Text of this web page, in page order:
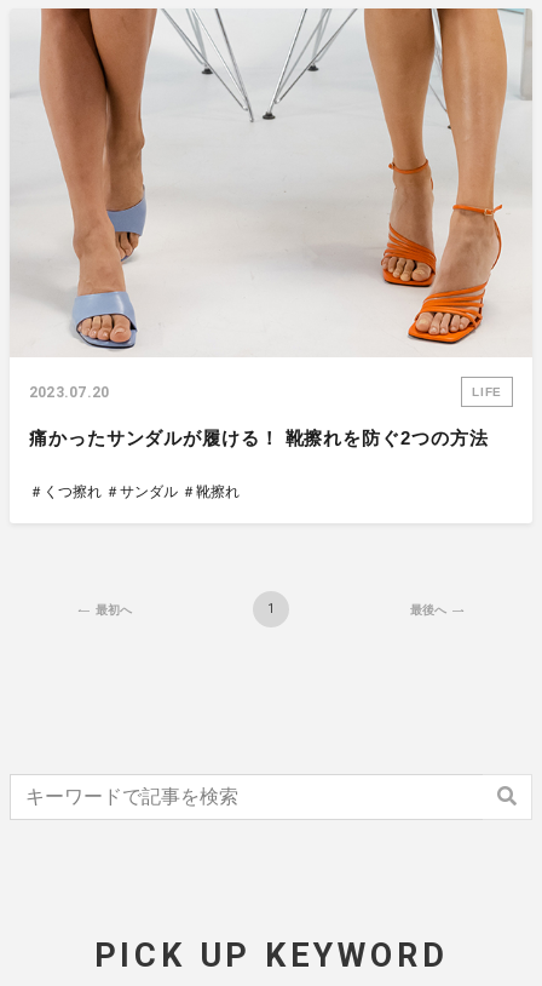
2023.07.20 LIFE
痛かったサンダルが履ける！ 靴擦れを防ぐ2つの方法
＃くつ擦れ ＃サンダル ＃靴擦れ
最初へ 1 最後へ
PICK UP KEYWORD